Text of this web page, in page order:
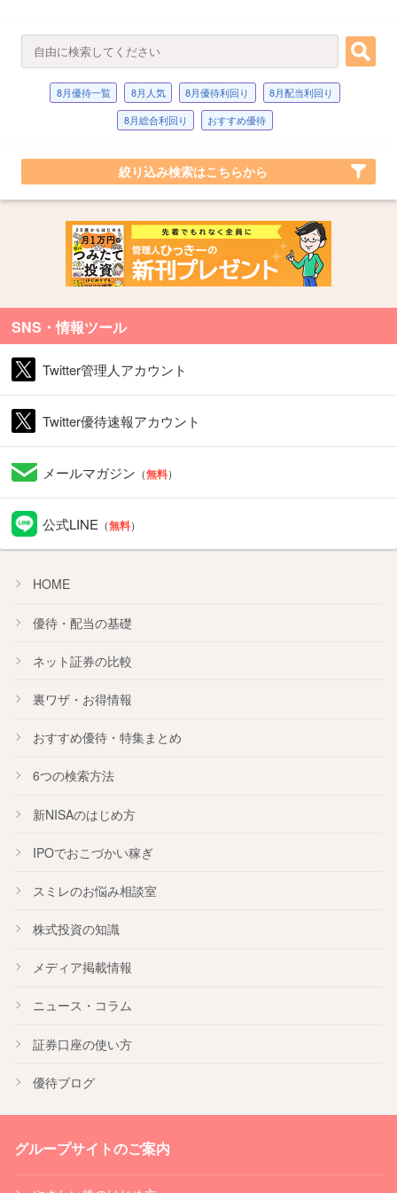
8月優待一覧 8月人気 8月優待利回り
8月配当利回り
8月総合利回り
おすすめ優待
絞り込み検索はこちらから
SNS・情報ツール
Twitter管理人アカウント
Twitter優待速報アカウント
メールマガジン （無料）
公式LINE （無料）
HOME
優待・配当の基礎
ネット証券の比較
裏ワザ・お得情報
おすすめ優待・ 特集まとめ
6つの検索方法
新NISAのはじめ方
IPOでおこづかい稼ぎ
スミレのお悩み相談室
株式投資の知識
メディア掲載情報
ニュース・コラム
証券口座の使い方
優待ブログ
グループサイトのご案内